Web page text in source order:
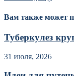
Вам также может
Туберкулез
31 июля, 2026